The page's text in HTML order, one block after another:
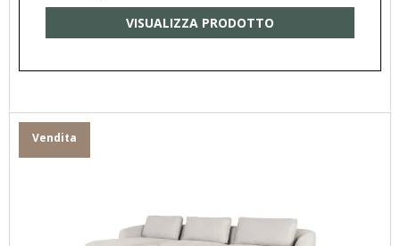
VISUALIZZA PRODOTTO
Vendita